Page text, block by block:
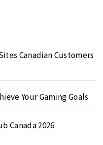
Canadian Customers
Your Gaming Goals
Canada 2026